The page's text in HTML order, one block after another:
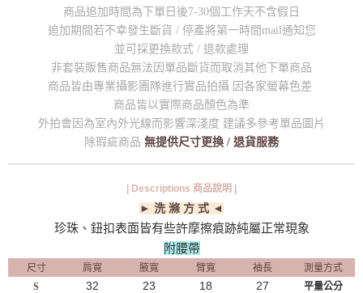
商品追加時間為下單日後7-30個工作天不含假日
追加期間若不幸發生斷貨 / 停產將第一時間mail通知您
並可採更換款式 / 退款處理
非套裝販售商品無法因單品斷貨而取消其他下單商品
商品皆由專業攝影團隊進行實品拍攝 因各家螢幕色差
商品皆以實際商品顏色為準
外拍會因為室內外光線而影響深淺度 建議多參考單品圖片
除瑕疵商品 無提供尺寸更換 / 退貨服務
| Descriptions 商品說明 |
► 洗 滌 方 式 ◄
珍珠、鈕扣表面皆有些許摩擦痕跡純屬正常現象
附腰帶
尺寸 肩寬 腋寬 臂寬 袖長
測量方式
S
32
23
18
27
平量公分